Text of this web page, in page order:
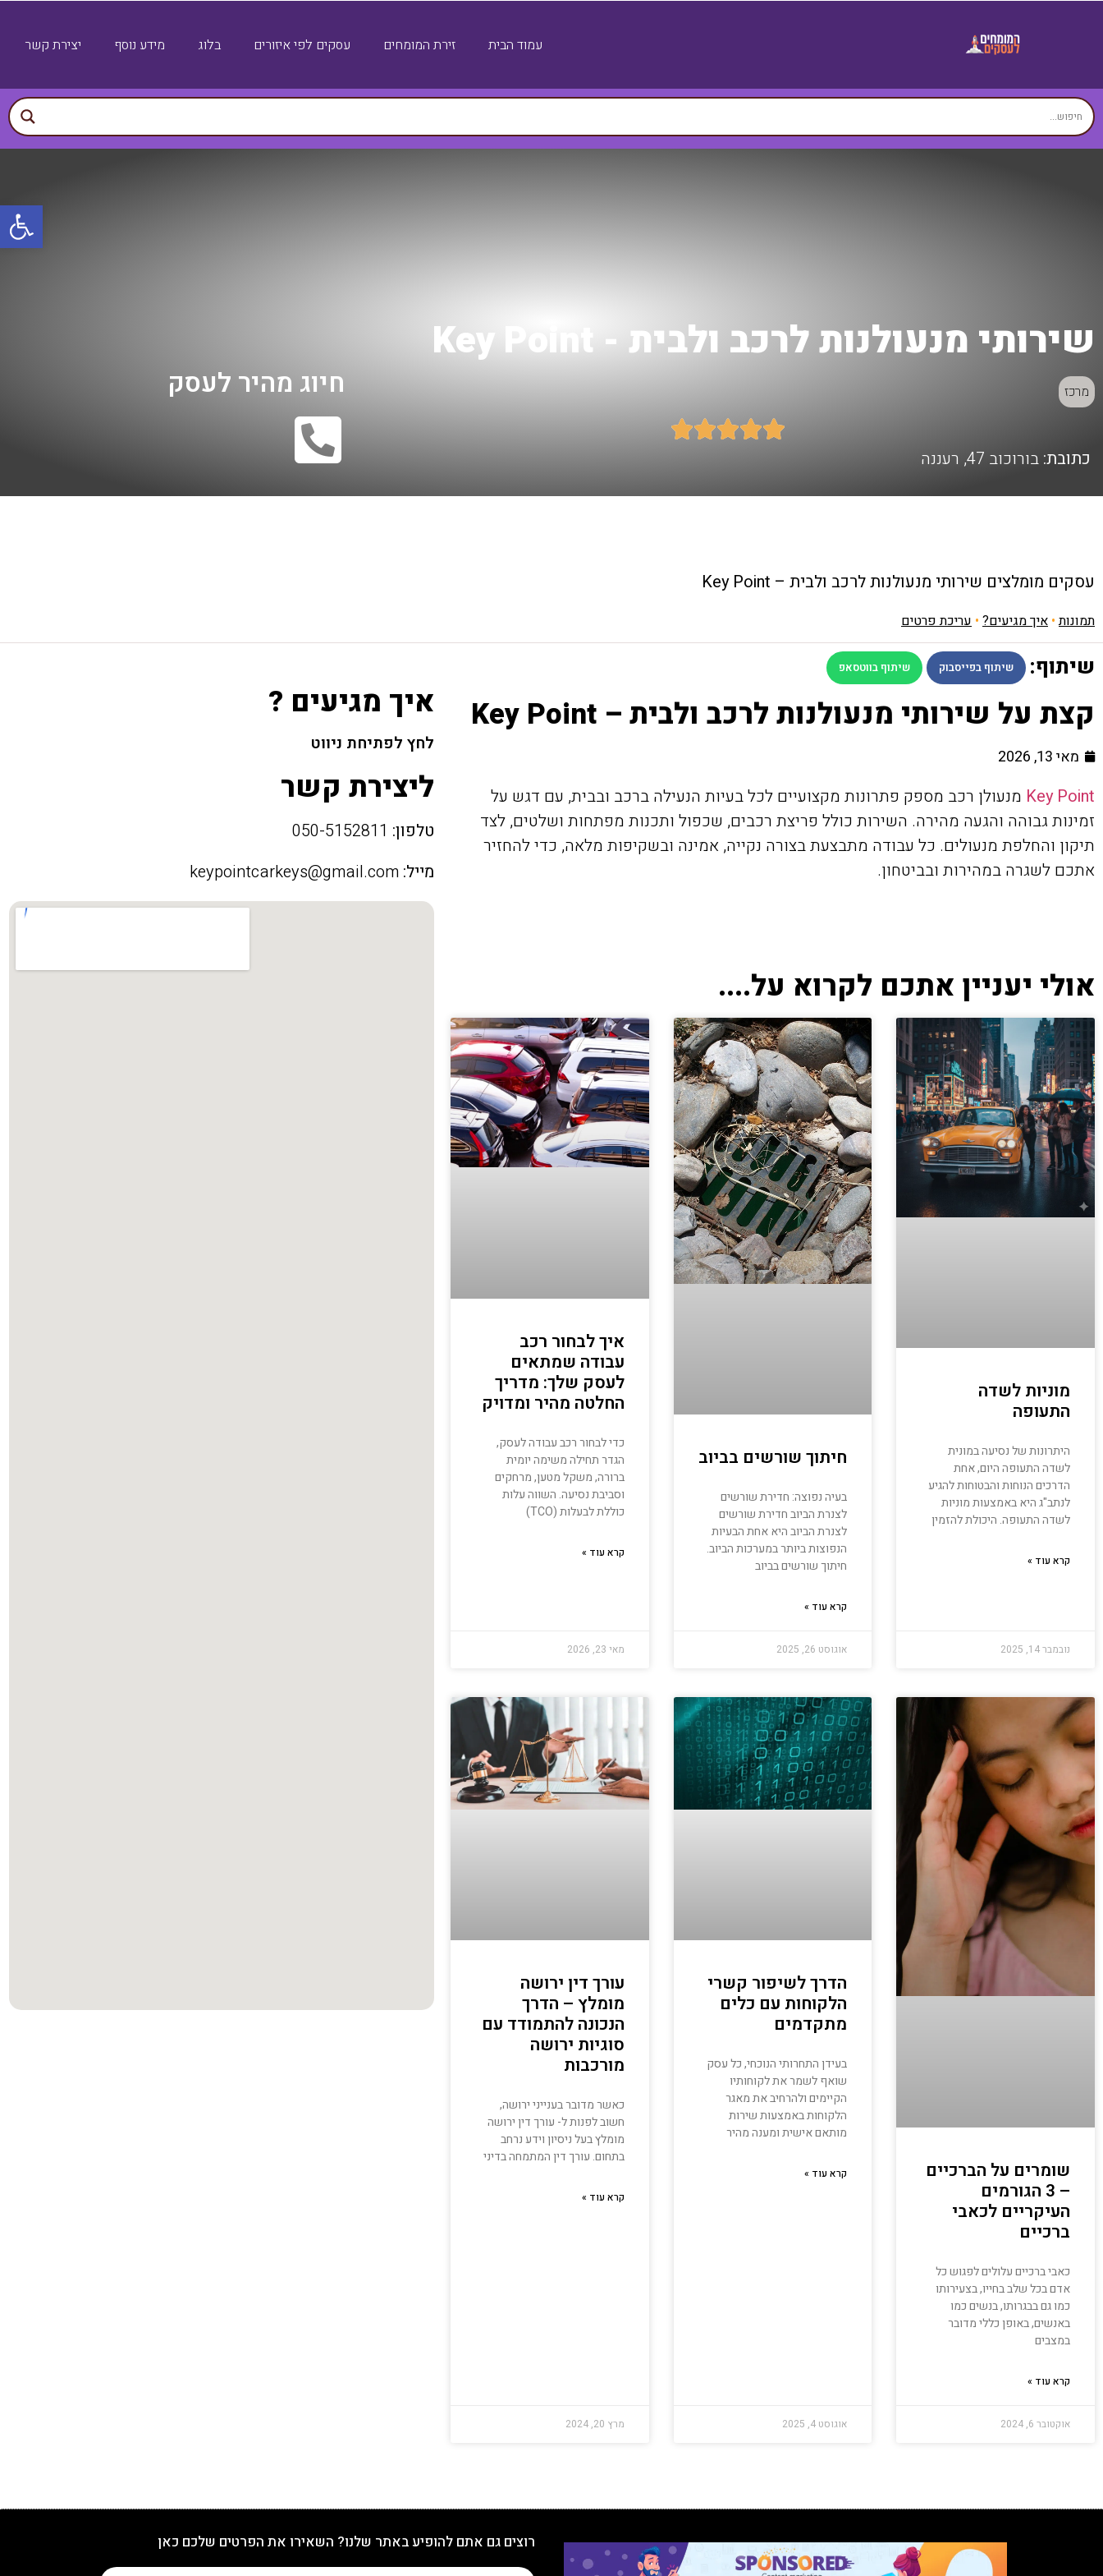
עמוד הבית זירת המומחים עסקים לפי איזורים בלוג מידע נוסף יצירת קשר
שירותי מנעולנות לרכב ולבית - Key Point
מרכז





כתובת: בורוכוב 47, רעננה
חיוג מהיר לעסק
עסקים מומלצים שירותי מנעולנות לרכב ולבית – Key Point
תמונות• איך מגיעים? • עריכת פרטים
שיתוף: שיתוף בפייסבוק שיתוף בווטסאפ
קצת על שירותי מנעולנות לרכב ולבית – Key Point
מאי 13, 2026
Key Point מנעולן רכב מספק פתרונות מקצועיים לכל בעיות הנעילה ברכב ובבית, עם דגש על
זמינות גבוהה והגעה מהירה. השירות כולל פריצת רכבים, שכפול ותכנות מפתחות ושלטים, לצד
תיקון והחלפת מנעולים. כל עבודה מתבצעת בצורה נקייה, אמינה ובשקיפות מלאה, כדי להחזיר
אתכם לשגרה במהירות ובביטחון.
אולי יעניין אתכם לקרוא על....
מוניות לשדה
התעופה
היתרונות של נסיעה במונית
לשדה התעופה היום, אחת
הדרכים הנוחות והבטוחות להגיע
לנתב"ג היא באמצעות מוניות
לשדה התעופה. היכולת להזמין
קרא עוד »
נובמבר 14, 2025
חיתוך שורשים בביוב
בעיה נפוצה: חדירת שורשים
לצנרת הביוב חדירת שורשים
לצנרת הביוב היא אחת הבעיות
הנפוצות ביותר במערכות הביוב.
חיתוך שורשים בביוב
קרא עוד »
אוגוסט 26, 2025
איך לבחור רכב
עבודה שמתאים
לעסק שלך: מדריך
החלטה מהיר ומדויק
כדי לבחור רכב עבודה לעסק,
הגדר תחילה משימה יומית
ברורה, משקל מטען, מרחקים
וסביבת נסיעה. השווה עלות
כוללת לבעלות (TCO)
קרא עוד »
מאי 23, 2026
שומרים על הברכיים
– 3 הגורמים
העיקריים לכאבי
ברכיים
כאבי ברכיים עלולים לפגוש כל
אדם בכל שלב בחייו, בצעירותו
כמו גם בבגרותו, בנשים כמו
באנשים, באופן כללי מדובר
במצבים
קרא עוד »
אוקטובר 6, 2024
הדרך לשיפור קשרי
הלקוחות עם כלים
מתקדמים
בעידן התחרותי הנוכחי, כל עסק
שואף לשמר את לקוחותיו
הקיימים ולהרחיב את מאגר
הלקוחות באמצעות שירות
מותאם אישית ומענה מהיר
קרא עוד »
אוגוסט 4, 2025
עורך דין ירושה
מומלץ – הדרך
הנכונה להתמודד עם
סוגיות ירושה
מורכבות
כאשר מדובר בענייני ירושה,
חשוב לפנות ל- עורך דין ירושה
מומלץ בעל ניסיון וידע נרחב
בתחום. עורך דין המתמחה בדיני
קרא עוד »
מרץ 20, 2024
איך מגיעים ?
לחץ לפתיחת ניווט
ליצירת קשר
טלפון:
מייל: keypointcarkeys@gmail.com
רוצים גם אתם להופיע באתר שלנו? השאירו את הפרטים שלכם כאן